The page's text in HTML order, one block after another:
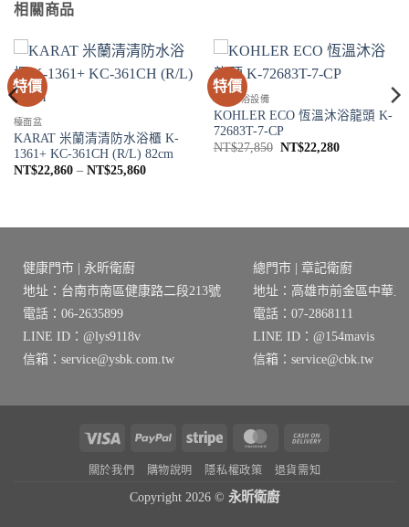
相關商品
特價
檯面盆
KARAT 米蘭清清防水浴櫃 K-
1361+ KC-361CH (R/L) 82cm
NT$22,860 – NT$25,860價
到
特價
SPA淋浴設備
KOHLER ECO 恆溫沐浴龍頭 K-
72683T-7-CP
NT$27,850 原
NT$22,280目
健康門市 | 永昕衛廚
地址：台南市南區健康路二段213號
電話：06-2635899
LINE ID：@lys9118v
信箱：service@ysbk.com.tw
總門市 | 章記衛廚
地址：高雄市前金區中華三
電話：07-2868111
LINE ID：@154mavis
信箱：service@cbk.tw
Visa PayPal Stripe MasterCard
關於我們 購物說明 隱私權政策 退貨需知
Copyright 2026 © 永昕衛廚